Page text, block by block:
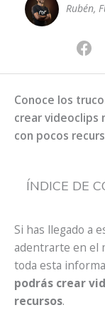
Rubén,
Conoce los
crear videoclips
con pocos
ÍNDICE DE
Si has llegado a
adentrarte en el
toda esta
podrás crear
recursos.